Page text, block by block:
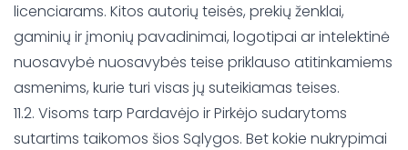
licenciarams. Kitos autorių teisės, prekių ženklai,
gaminių ir įmonių pavadinimai, logotipai ar intelektinė
nuosavybė nuosavybės teise priklauso atitinkamiems
asmenims, kurie turi visas jų suteikiamas teises.
11.2. Visoms tarp Pardavėjo ir Pirkėjo sudarytoms
sutartims taikomos šios Sąlygos. Bet kokie nukrypimai